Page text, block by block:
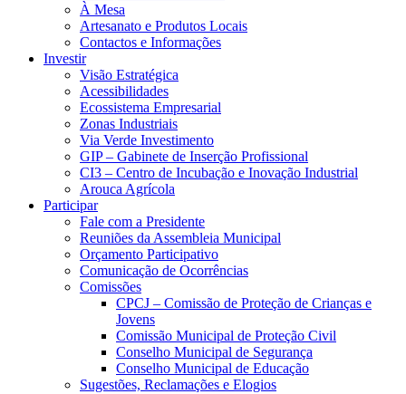
À Mesa
Artesanato e Produtos Locais
Contactos e Informações
Investir
Visão Estratégica
Acessibilidades
Ecossistema Empresarial
Zonas Industriais
Via Verde Investimento
GIP – Gabinete de Inserção Profissional
CI3 – Centro de Incubação e Inovação Industrial
Arouca Agrícola
Participar
Fale com a Presidente
Reuniões da Assembleia Municipal
Orçamento Participativo
Comunicação de Ocorrências
Comissões
CPCJ – Comissão de Proteção de Crianças e
Jovens
Comissão Municipal de Proteção Civil
Conselho Municipal de Segurança
Conselho Municipal de Educação
Sugestões, Reclamações e Elogios